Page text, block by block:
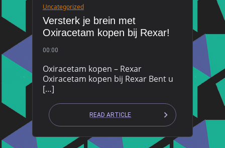
Uncategorized
Versterk je brein met
Oxiracetam kopen bij Rexar!
00:00
Oxiracetam kopen – Rexar
Oxiracetam kopen bij Rexar Bent u
[…]
READ ARTICLE